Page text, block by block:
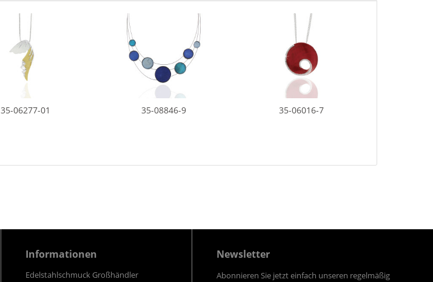
35-06277-01 35-08846-9 35-06016-7
Informationen
Edelstahlschmuck Großhändler
Newsletter
Abonnieren Sie jetzt einfach unseren regelmäßig